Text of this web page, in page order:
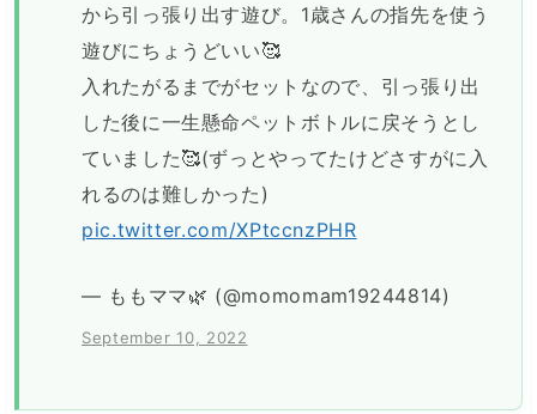
から引っ張り出す遊び。1歳さんの指先を使う
遊びにちょうどいい🥰
入れたがるまでがセットなので、引っ張り出
した後に一生懸命ペットボトルに戻そうとし
ていました🥰(ずっとやってたけどさすがに入
れるのは難しかった)
pic.twitter.com/XPtccnzPHR
— ももママ🌿 (@momomam19244814)
September 10, 2022